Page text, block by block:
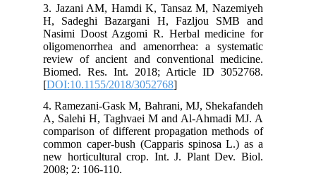
3. Jazani AM, Hamdi K, Tansaz M, Nazemiyeh
H, Sadeghi Bazargani H, Fazljou SMB and
Nasimi Doost Azgomi R. Herbal medicine for
oligomenorrhea and amenorrhea: a systematic
review of ancient and conventional medicine.
Biomed. Res. Int. 2018; Article ID 3052768.
[DOI:10.1155/2018/3052768
4. Ramezani-Gask M, Bahrani, MJ, Shekafandeh
A, Salehi H, Taghvaei M and Al-Ahmadi MJ. A
comparison of different propagation methods of
common caper-bush (Capparis spinosa L.) as a
new horticultural crop. Int. J. Plant Dev. Biol.
2008; 2: 106-110.